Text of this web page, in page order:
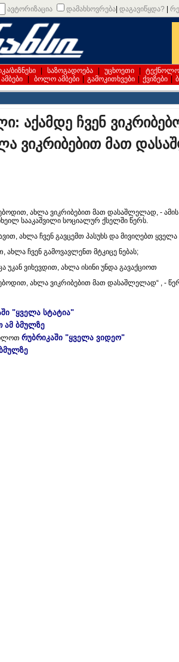
ავტორიზაცია დამახსოვრება დაგავიწყდა?
ბიზნესი საზოგადოება უცხოეთი
ბოლო ამბები გამოკითხვები ქვიზები
აქამდე ჩვენ
ვიკრიბებით მათ
ახლა ვიკრიბებით მათ დასაშლელად, - ამის
სააკაშვილი სოციალურ ქსელში წერს.
ახლა ჩვენ გავცემთ პასუხს და მივიღებთ
ახლა ჩვენ გამოვავლენთ მტკიცე ნებას;
ვიხევდით, ახლა ისინი უნდა გავაქციოთ
ახლა ვიკრიბებით მათ დასაშლელად“ , -
"ყველა სტატია"
ამ ბმულზე
რუბრიკაში "ყველა ვიდეო"